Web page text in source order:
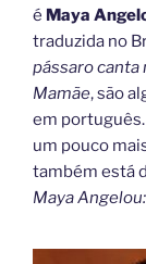
é Maya
traduzida no
pássaro canta
Mamãe, são
em
um pouco
também está
Maya